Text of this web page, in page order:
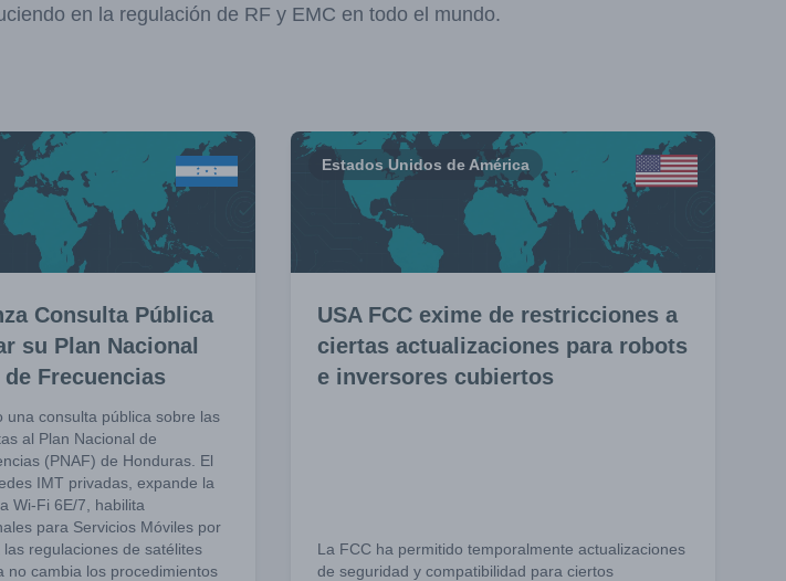
en la regulación de RF y EMC en todo el mundo.
Consulta Pública
su Plan Nacional
Frecuencias
una consulta pública sobre las
al Plan Nacional de
(PNAF) de Honduras. El
IMT privadas, expande la
Wi-Fi 6E/7, habilita
para Servicios Móviles por
regulaciones de satélites
no cambia los procedimientos
Estados Unidos de América
USA FCC exime de restricciones a
ciertas actualizaciones para robots
e inversores cubiertos
La FCC ha permitido temporalmente actualizaciones
de seguridad y compatibilidad para ciertos